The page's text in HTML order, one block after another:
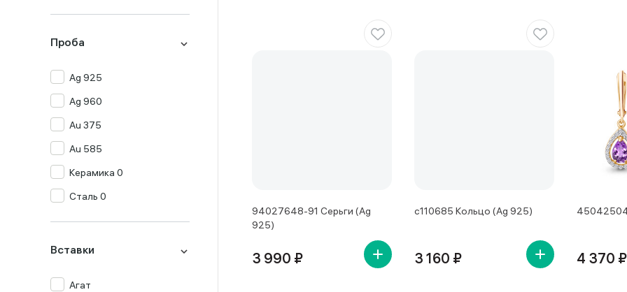
Проба
Ag 925
Ag 960
Au 375
Au 585
Керамика 0
Сталь 0
Вставки
Агат
94027648-91 Серьги (Ag
925)
3 990 ₽
с110685 Кольцо (Ag 925)
3 160 ₽ 4 370 ₽